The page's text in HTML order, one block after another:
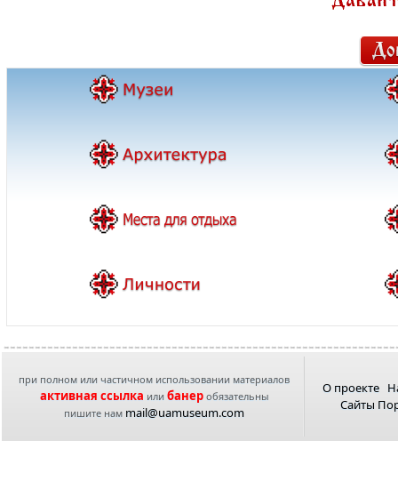
при полном или частичном использовании материалов
активная ссылка или банеробязательны
пишите нам mail@uamuseum.com
О проекте
Сайты